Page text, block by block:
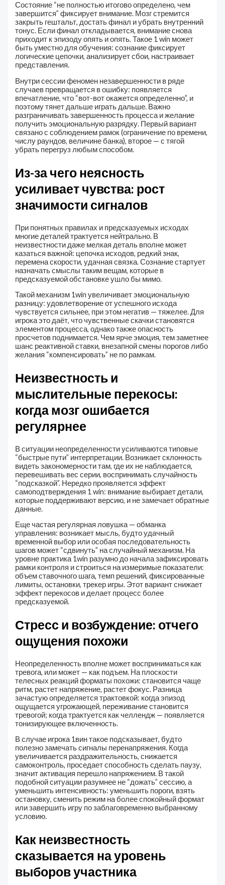
Состояние “не полностью итогово определено, чем
завершится” фиксирует внимание. Мозг стремится
закрыть гештальт, достать финал и убрать внутренний
тонус. Если финал откладывается, внимание снова
приходит к эпизоду опять и опять. Такое 1 win может
быть уместно для обучения: сознание фиксирует
логические цепочки, анализирует сбои, настраивает
представления.
Внутри сессии феномен незавершенности в ряде
случаев превращается в ошибку: появляется
впечатление, что “вот-вот окажется определенно”, и
поэтому тянет дальше играть дальше. Важно
разграничивать завершенность процесса и желание
получить эмоциональную разрядку. Первый вариант
связано с соблюдением рамок (ограничение по времени,
числу раундов, величине банка), второе — с тягой
убрать перегруз любым способом.
Из-за чего неясность
усиливает чувства: рост
значимости сигналов
При понятных правилах и предсказуемых исходах
многие деталей трактуется нейтрально. В
неизвестности даже мелкая деталь вполне может
казаться важной: цепочка исходов, редкий знак,
перемена скорости, удачная связка. Сознание стартует
назначать смыслы таким вещам, которые в
предсказуемой обстановке ушло бы мимо.
Такой механизм 1win увеличивает эмоциональную
разницу: удовлетворение от успешного исхода
чувствуется сильнее, при этом негатив — тяжелее. Для
игрока это даёт, что чувственные скачки становятся
элементом процесса, однако также опасность
просчетов поднимается. Чем ярче эмоция, тем заметнее
шанс реактивной ставки, внезапной смены порогов либо
желания “компенсировать” не по рамкам.
Неизвестность и
мыслительные перекосы:
когда мозг ошибается
регулярнее
В ситуации неопределенности усиливаются типовые
“быстрые пути” интерпретации. Возникает склонность
видеть закономерности там, где их не наблюдается,
перевешивать вес серии, воспринимать случайность
“подсказкой”. Нередко проявляется эффект
самоподтверждения 1 win: внимание выбирает детали,
которые поддерживают версию, и не замечает обратные
данные.
Еще частая регулярная ловушка — обманка
управления: возникает мысль, будто удачный
временной выбор или особая последовательность
шагов может “сдвинуть” на случайный механизм. На
уровне практика 1win разумно до начала зафиксировать
рамки контроля и строиться на измеримые показатели:
объем ставочного шага, темп решений, фиксированные
лимиты, остановки, трекер игры. Этот вариант снижает
эффект перекосов и делает процесс более
предсказуемой.
Стресс и возбуждение: отчего
ощущения похожи
Неопределенность вполне может восприниматься как
тревога, или может — как подъем. На плоскости
телесных реакций форматы похожи: становится чаще
ритм, растет напряжение, растет фокус. Разница
зачастую определяется трактовкой: когда эпизод
ощущается угрожающей, переживание становится
тревогой; когда трактуется как челлендж — появляется
тонизирующее включенность.
В случае игрока 1вин такое подсказывает, будто
полезно замечать сигналы перенапряжения. Когда
увеличивается раздражительность, снижается
самоконтроль, проседает способность сделать паузу,
значит активация перешло напряжением. В такой
подобной ситуации разумнее не “дожать” сессию, а
уменьшить интенсивность: уменьшить пороги, взять
остановку, сменить режим на более спокойный формат
или завершить игру по заблаговременно выбранному
условию.
Как неизвестность
сказывается на уровень
выборов участника